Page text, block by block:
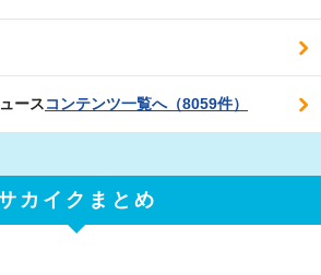
ースコンテンツ一覧へ（8059件）
カイクまとめ